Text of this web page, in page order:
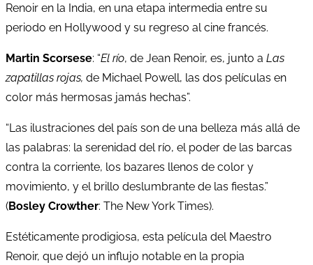
Renoir en la India, en una etapa intermedia entre su
periodo en Hollywood y su regreso al cine francés.
Martin Scorsese: “El río, de Jean Renoir, es, junto a Las
zapatillas rojas, de Michael Powell, las dos películas en
color más hermosas jamás hechas”.
“Las ilustraciones del país son de una belleza más allá de
las palabras: la serenidad del río, el poder de las barcas
contra la corriente, los bazares llenos de color y
movimiento, y el brillo deslumbrante de las fiestas.”
(Bosley Crowther: The New York Times).
Estéticamente prodigiosa, esta película del Maestro
Renoir, que dejó un influjo notable en la propia